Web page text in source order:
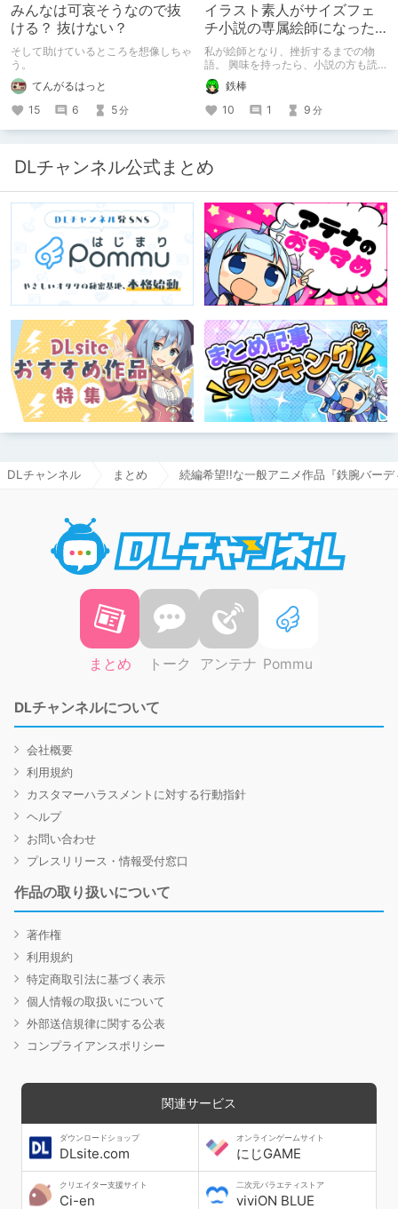
みんなは可哀そうなので抜
ける？ 抜けない？
そして助けているところを想像しちゃ
う。
てんがるはっと
15
6 5分
イラスト素人がサイズフェ
チ小説の専属絵師になった
お話
私が絵師となり、挫折するまでの物
語。 興味を持ったら、小説の方も読
んで欲しいなって感じ 私の絵を使っ
てくれてる小説書きさんのページＵＲ
Ｌ
https://www.pixiv.net/users/341489
73/novels?p=1
鉄棒
10
1 9 分
DLチャンネル公式まとめ
DLチャンネル まとめ 続編希望!!な一般アニメ作品『鉄腕バー
まとめ トーク アンテナ Pommu
DLチャンネルについて
会社概要
利用規約
カスタマーハラスメントに対する行動指針
ヘルプ
お問い合わせ
プレスリリース・情報受付窓口
作品の取り扱いについて
著作権
利用規約
特定商取引法に基づく表示
個人情報の取扱いについて
外部送信規律に関する公表
コンプライアンスポリシー
関連サービス
ダウンロードショップ
DLsite.com
オンラインゲームサイト
にじGAME
クリエイター支援サイト
Ci-en
二次元バラエティストア
viviON BLUE